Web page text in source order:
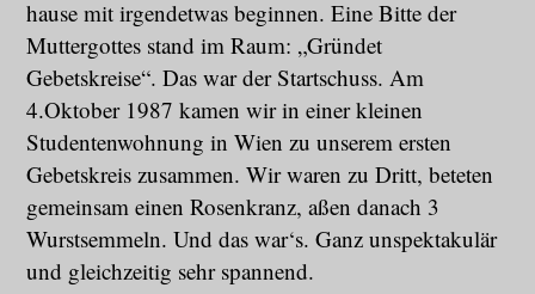
hause mit irgendetwas beginnen. Eine Bitte der
Muttergottes stand im Raum: „Gründet
Gebetskreise“. Das war der Startschuss. Am
4.Oktober 1987 kamen wir in einer kleinen
Studentenwohnung in Wien zu unserem ersten
Gebetskreis zusammen. Wir waren zu Dritt, beteten
gemeinsam einen Rosenkranz, aßen danach 3
Wurstsemmeln. Und das war‘s. Ganz unspektakulär
und gleichzeitig sehr spannend.